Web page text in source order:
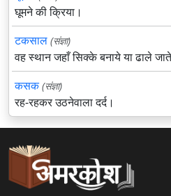
घूमने की क्रिया।
टकसाल (संज्ञा)
वह स्थान जहाँ सिक्के बनाये या ढाले
कसक (संज्ञा)
रह-रहकर उठनेवाला दर्द।